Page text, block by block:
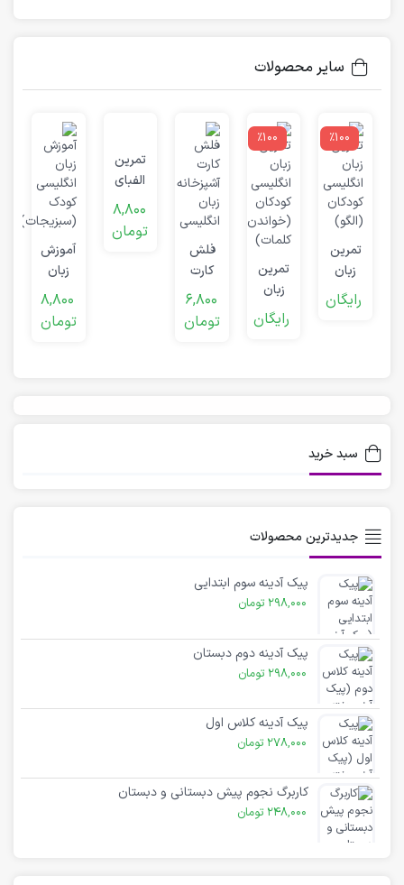
سایر محصولات
٪100
تمرین
زبان
انگلیسی
کودکان
رایگان
٪100
تمرین
زبان
انگلیسی
کودکان
رایگان
فلش
کارت
آشپزخانه
زبان
انگلیسی
6,800
تومان
تمرین
الفبای
انگلیسی
(حرف
Y &
8,800
تومان
آموزش
زبان
انگلیسی
کودک
(سبزیجات)
8,800
تومان
سبد خرید
جدیدترین محصولات
پیک آدینه سوم ابتدایی
298,000 تومان
پیک آدینه دوم دبستان
298,000 تومان
پیک آدینه کلاس اول
278,000 تومان
کاربرگ نجوم پیش دبستانی و دبستان
248,000 تومان